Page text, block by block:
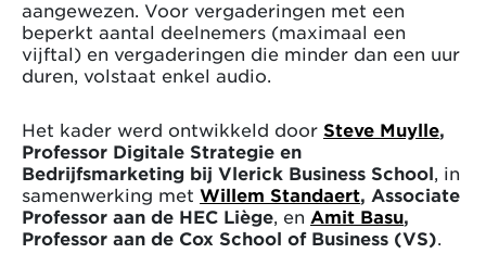
aangewezen. Voor vergaderingen met een
beperkt aantal deelnemers (maximaal een
vijftal) en vergaderingen die minder dan een uur
duren, volstaat enkel audio.
Het kader werd ontwikkeld door Steve Muylle,
Professor Digitale Strategie en
Bedrijfsmarketing bij Vlerick Business School , in
samenwerking met Willem Standaert, Associate
Professor aan de HEC Liège , en Amit Basu,
Professor aan de Cox School of Business (VS)